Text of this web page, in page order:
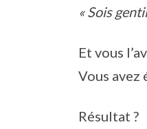
« Sois
Et vous
Vous avez
Résultat ?